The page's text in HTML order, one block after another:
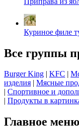
Куриное филе
Все группы
Burger King | KFC |
изделия | Мясные
| Спортивное и
| Продукты в
Главное меню